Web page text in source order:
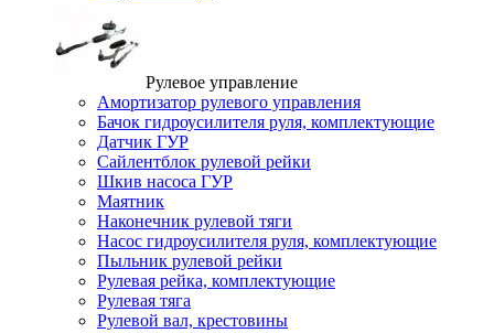
Рулевое управление
Амортизатор рулевого управления
Бачок гидроусилителя руля, комплектующие
Датчик ГУР
Сайлентблок рулевой рейки
Шкив насоса ГУР
Маятник
Наконечник рулевой тяги
Насос гидроусилителя руля, комплектующие
Пыльник рулевой рейки
Рулевая рейка, комплектующие
Рулевая тяга
Рулевой вал, крестовины